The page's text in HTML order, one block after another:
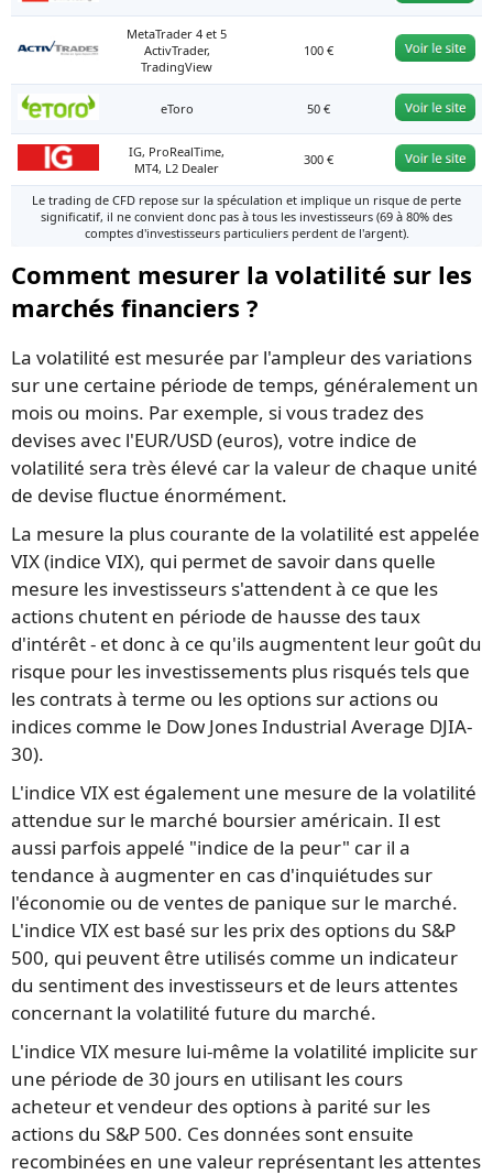
MetaTrader 4 et 5
ActivTrader,
TradingView
100 €
eToro 50 €
IG, ProRealTime,
MT4, L2 Dealer
300 €
Le trading de CFD repose sur la spéculation et implique un risque de perte
significatif, il ne convient donc pas à tous les investisseurs (69 à 80% des
comptes d'investisseurs particuliers perdent de l'argent).
Comment mesurer la volatilité sur les
marchés financiers ?
La volatilité est mesurée par l'ampleur des variations
sur une certaine période de temps, généralement un
mois ou moins. Par exemple, si vous tradez des
devises avec l'EUR/USD (euros), votre indice de
volatilité sera très élevé car la valeur de chaque unité
de devise fluctue énormément.
La mesure la plus courante de la volatilité est appelée
VIX (indice VIX), qui permet de savoir dans quelle
mesure les investisseurs s'attendent à ce que les
actions chutent en période de hausse des taux
d'intérêt - et donc à ce qu'ils augmentent leur goût du
risque pour les investissements plus risqués tels que
les contrats à terme ou les options sur actions ou
indices comme le Dow Jones Industrial Average DJIA-
30).
L'indice VIX est également une mesure de la volatilité
attendue sur le marché boursier américain. Il est
aussi parfois appelé "indice de la peur" car il a
tendance à augmenter en cas d'inquiétudes sur
l'économie ou de ventes de panique sur le marché.
L'indice VIX est basé sur les prix des options du S&P
500, qui peuvent être utilisés comme un indicateur
du sentiment des investisseurs et de leurs attentes
concernant la volatilité future du marché.
L'indice VIX mesure lui-même la volatilité implicite sur
une période de 30 jours en utilisant les cours
acheteur et vendeur des options à parité sur les
actions du S&P 500. Ces données sont ensuite
recombinées en une valeur représentant les attentes